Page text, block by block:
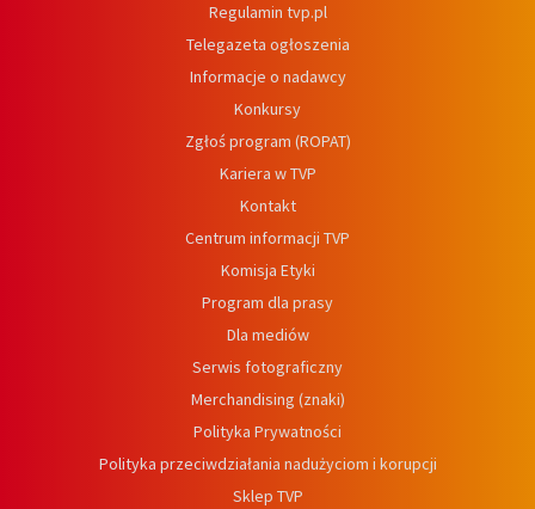
Regulamin tvp.pl
Telegazeta ogłoszenia
Informacje o nadawcy
Konkursy
Zgłoś program (ROPAT)
Kariera w TVP
Kontakt
Centrum informacji TVP
Komisja Etyki
Program dla prasy
Dla mediów
Serwis fotograficzny
Merchandising (znaki)
Polityka Prywatności
Polityka przeciwdziałania nadużyciom i korupcji
Sklep TVP